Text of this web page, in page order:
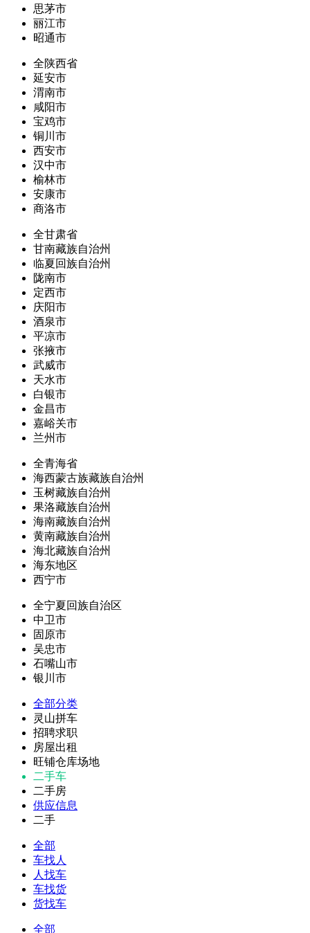
思茅市
丽江市
昭通市
全陕西省
延安市
渭南市
咸阳市
宝鸡市
铜川市
西安市
汉中市
榆林市
安康市
商洛市
全甘肃省
甘南藏族自治州
临夏回族自治州
陇南市
定西市
庆阳市
酒泉市
平凉市
张掖市
武威市
天水市
白银市
金昌市
嘉峪关市
兰州市
全青海省
海西蒙古族藏族自治州
玉树藏族自治州
果洛藏族自治州
海南藏族自治州
黄南藏族自治州
海北藏族自治州
海东地区
西宁市
全宁夏回族自治区
中卫市
固原市
吴忠市
石嘴山市
银川市
全部分类
灵山拼车
招聘求职
房屋出租
旺铺仓库场地
二手车
二手房
供应信息
二手
全部
车找人
人找车
车找货
货找车
全部